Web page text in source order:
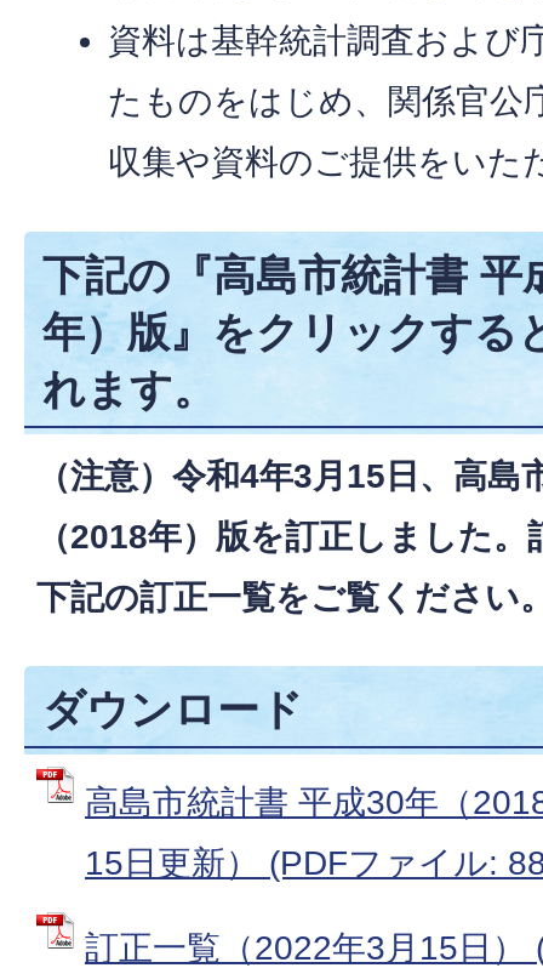
資料は基幹統計調査および
たものをはじめ、関係官公
収集や資料のご提供をいた
下記の『高島市統計書 平
年）版』をクリックする
れます。
（注意）令和4年3月15日、高島
（2018年）版を訂正しました
下記の訂正一覧をご覧ください
ダウンロード
高島市統計書 平成30年（
15日更新） (PDFファイル:
訂正一覧（2022年3月15日）